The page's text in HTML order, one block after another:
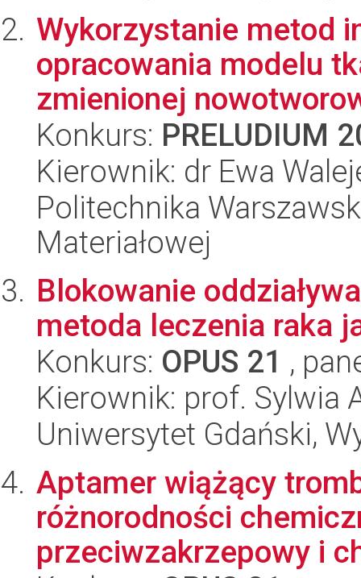
Wykorzystanie metod
opracowania modelu
zmienionej
Konkurs: PRELUDIUM
Kierownik: dr Ewa
Politechnika
Materiałowej
Blokowanie
metoda leczenia raka
Konkurs: OPUS 21 ,
Kierownik: prof. Sylwia
Uniwersytet Gdański,
Aptamer wiążący
różnorodności
przeciwzakrzepowy i